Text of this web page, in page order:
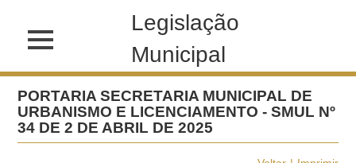
Legislação
Municipal
PORTARIA SECRETARIA MUNICIPAL DE
URBANISMO E LICENCIAMENTO - SMUL Nº
34 DE 2 DE ABRIL DE 2025